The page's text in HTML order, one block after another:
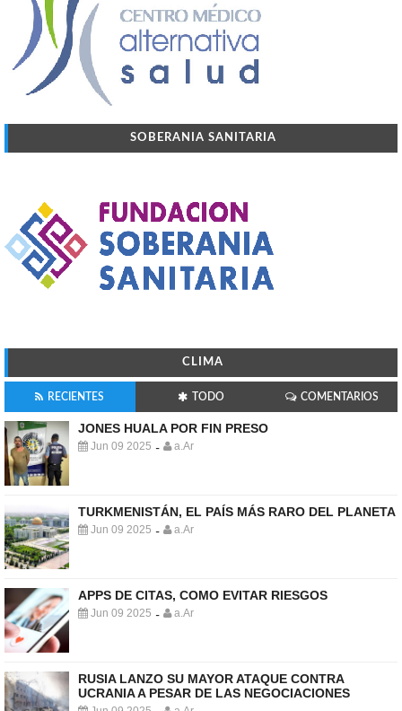
SOBERANIA SANITARIA
CLIMA
RECIENTES TODO COMENTARIOS
JONES HUALA POR FIN PRESO
Jun 09 2025 - a.Ar
TURKMENISTÁN, EL PAÍS MÁS RARO DEL PLANETA
Jun 09 2025 - a.Ar
APPS DE CITAS, COMO EVITAR RIESGOS
Jun 09 2025 - a.Ar
RUSIA LANZO SU MAYOR ATAQUE CONTRA
UCRANIA A PESAR DE LAS NEGOCIACIONES